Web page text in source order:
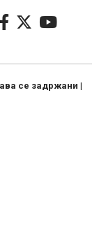
се задржани |